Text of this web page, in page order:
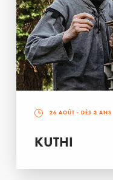
26 AOÛT - DÈS 3 ANS
KUTHI